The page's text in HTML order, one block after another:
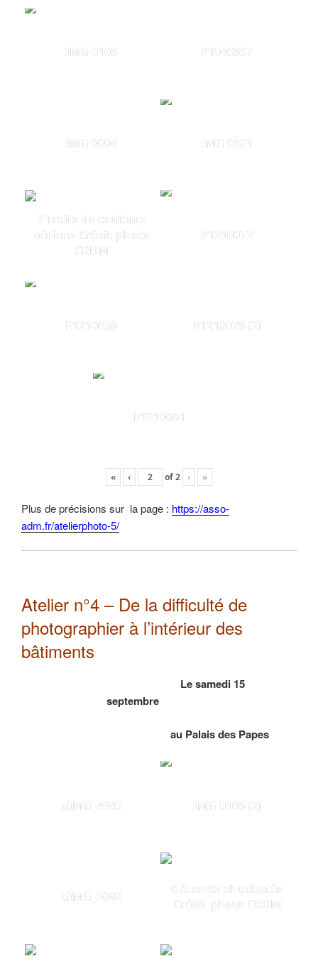
IMG 0108 P1040857
IMG 0094 IMG 0121
7 Traits de couleurs
aériens Crédit photo
CRDM
P1210072
P1210038 P1210078 (2)
P1210061
« ‹ of2 › »
Plus de précisions sur la page : https://asso-
adm.fr/atelierphoto-5/
Atelier n°4 – De la difficulté de
photographier à l’intérieur des
bâtiments
Le samedi 15
septembre
au Palais des Papes
aIMG_4945 IMG 0106 (2)
aIMG_5092
6 Secrets chuchotés
Crédit photo CRDM